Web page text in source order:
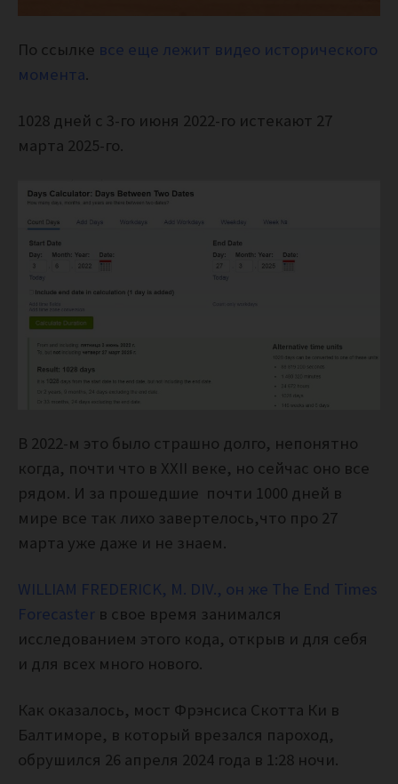
По ссылке все еще лежит видео исторического
момента.
1028 дней с 3-го июня 2022-го истекают 27
марта 2025-го.
В 2022-м это было страшно долго, непонятно
когда, почти что в XXII веке, но сейчас оно все
рядом. И за прошедшие почти 1000 дней в
мире все так лихо завертелось,что про 27
марта уже даже и не знаем.
WILLIAM FREDERICK, M. DIV., он же The End Times
Forecaster в свое время занимался
исследованием этого кода, открыв и для себя
и для всех много нового.
Как оказалось, мост Фрэнсиса Скотта Ки в
Балтиморе, в который врезался пароход,
обрушился 26 апреля 2024 года в 1:28 ночи.